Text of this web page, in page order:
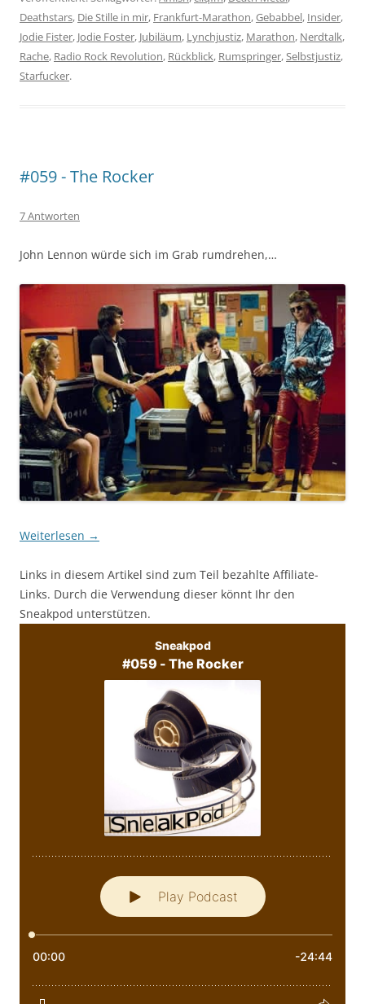
Deathstars, Die Stille in mir, Frankfurt-Marathon,Gebabbel, Insider,
Jodie Fister, Jodie Foster, Jubiläum, Lynchjustiz, Marathon, Nerdtalk,
Rache, Radio Rock Revolution, Rückblick, Rumspringer,Selbstjustiz,
Starfucker.
#059 - The Rocker
7 Antworten
John Lennon würde sich im Grab rumdrehen,…
Weiterlesen →
Links in diesem Artikel sind zum Teil bezahlte Affiliate-
Links. Durch die Verwendung dieser könnt Ihr den
Sneakpod unterstützen.